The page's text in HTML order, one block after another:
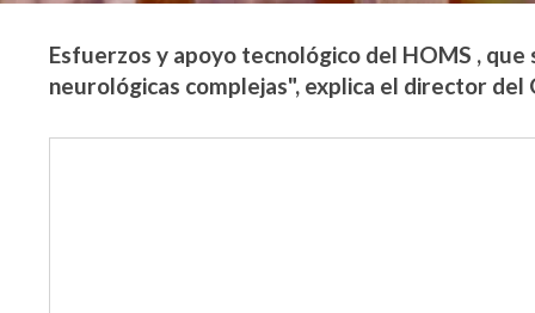
Esfuerzos y apoyo tecnológico del HOMS ,
neurológicas complejas", explica el director del